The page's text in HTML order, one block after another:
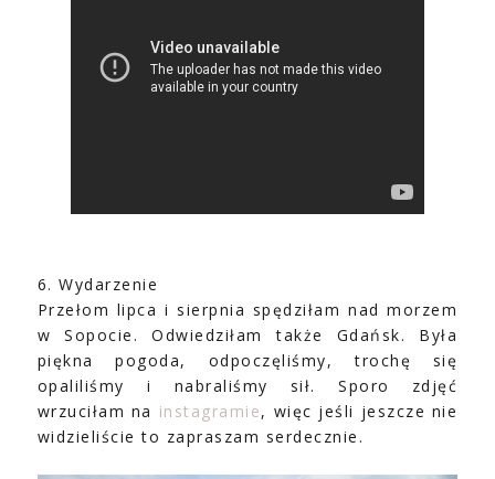
6. Wydarzenie
Przełom lipca i sierpnia spędziłam nad morzem
w Sopocie. Odwiedziłam także Gdańsk. Była
piękna pogoda, odpoczęliśmy, trochę się
opaliliśmy i nabraliśmy sił. Sporo zdjęć
wrzuciłam na instagramie, więc jeśli jeszcze nie
widzieliście to zapraszam serdecznie.